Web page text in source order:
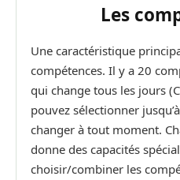
Les
Une caractéristique
compétences. Il y a 20
qui change tous les jours
pouvez sélectionner
changer à tout moment.
donne des capacités
choisir/combiner les